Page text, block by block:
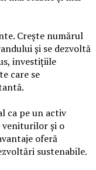
Crește numărul
și se dezvoltă
investițiile
care se
ca pe un activ
veniturilor și o
oferă
sustenabile.